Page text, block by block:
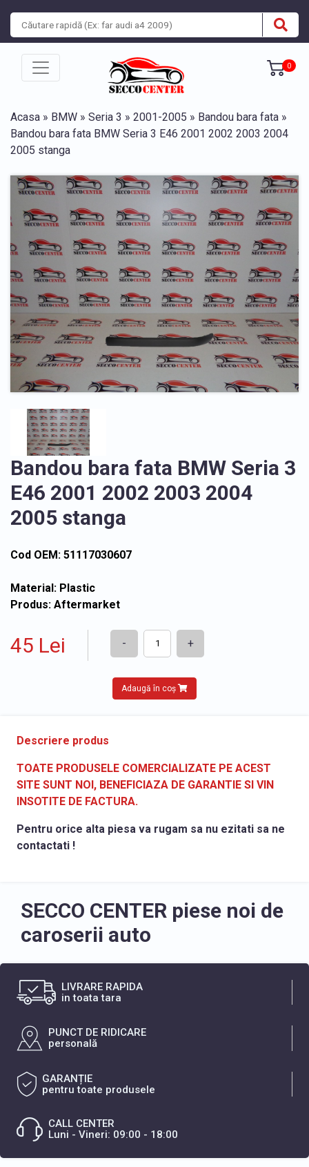
0
Acasa » BMW » Seria 3 » 2001-2005 » Bandou bara fata »
Bandou bara fata BMW Seria 3 E46 2001 2002 2003 2004
2005 stanga
Bandou bara fata BMW Seria 3
E46 2001 2002 2003 2004
2005 stanga
Cod OEM: 51117030607
Material: Plastic
Produs: Aftermarket
45 Lei - +
Adaugă în coș
Descriere produs
TOATE PRODUSELE COMERCIALIZATE PE ACEST
SITE SUNT NOI, BENEFICIAZA DE GARANTIE SI VIN
INSOTITE DE FACTURA.
Pentru orice alta piesa va rugam sa nu ezitati sa ne
contactati !
SECCO CENTER piese noi de
caroserii auto
LIVRARE RAPIDA
in toata tara
PUNCT DE RIDICARE
personală
GARANȚIE
pentru toate produsele
CALL CENTER
Luni - Vineri: 09:00 - 18:00